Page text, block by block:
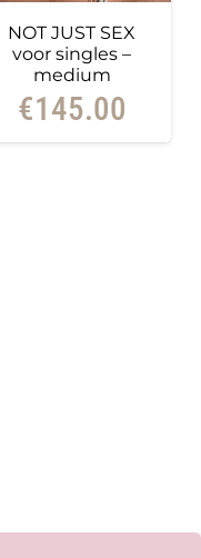
NOT JUST SEX
voor singles –
medium
€145.00